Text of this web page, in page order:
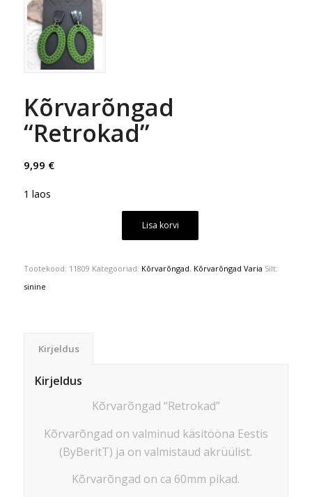
Kõrvarõngad
“Retrokad”
9,99 €
1 laos
Lisa korvi
Tootekood: 11809 Kategooriad: Kõrvarõngad, Kõrvarõngad Varia Silt:
sinine
Kirjeldus
Kirjeldus
Kõrvarõngad “Retrokad”
Kõrvarõngad on valminud käsitööna Eestis
(ByBeritT) ja on valmistaud akrüülist.
Kõrvarõngad on ca 60mm pikad.